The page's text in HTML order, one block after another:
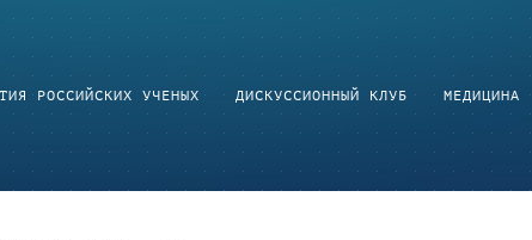
РОССИЙСКИХ УЧЕНЫХ ДИСКУССИОННЫЙ КЛУБ МЕДИЦИНА